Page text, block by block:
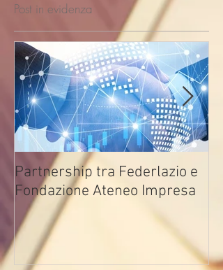
Post in evidenza
Partnership tra Federlazio e
Fondazione Ateneo Impresa